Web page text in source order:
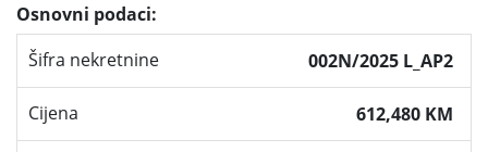
Osnovni podaci:
Šifra nekretnine
002N/2025 L_AP2
Cijena 612,480 KM